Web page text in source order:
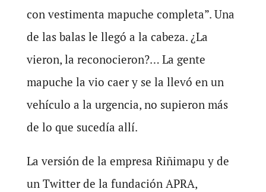
con vestimenta mapuche completa”. Una
de las balas le llegó a la cabeza. ¿La
vieron, la reconocieron?… La gente
mapuche la vio caer y se la llevó en un
vehículo a la urgencia, no supieron más
de lo que sucedía allí.
La versión de la empresa Riñimapu y de
un Twitter de la fundación APRA,